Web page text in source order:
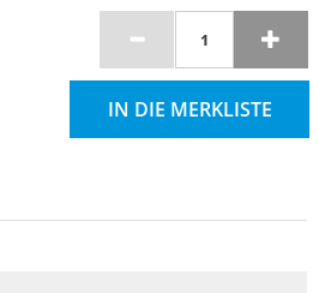
IN DIE MERKLISTE